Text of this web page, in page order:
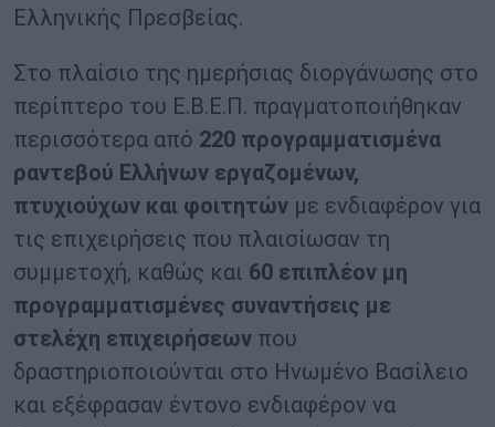
Ελληνικής Πρεσβείας.
Στο πλαίσιο της ημερήσιας διοργάνωσης στο
περίπτερο του Ε.Β.Ε.Π. πραγματοποιήθηκαν
περισσότερα από 220 προγραμματισμένα
ραντεβού Ελλήνων εργαζομένων,
πτυχιούχων και φοιτητών με ενδιαφέρον για
τις επιχειρήσεις που πλαισίωσαν τη
συμμετοχή, καθώς και 60 επιπλέον μη
προγραμματισμένες συναντήσεις με
στελέχη επιχειρήσεων που
δραστηριοποιούνται στο Ηνωμένο Βασίλειο
και εξέφρασαν έντονο ενδιαφέρον να